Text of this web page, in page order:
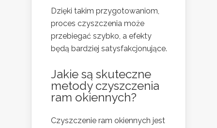
Dzięki takim przygotowaniom,
proces czyszczenia może
przebiegać szybko, a efekty
będą bardziej satysfakcjonujące.
Jakie są skuteczne
metody czyszczenia
ram okiennych?
Czyszczenie ram okiennych jest